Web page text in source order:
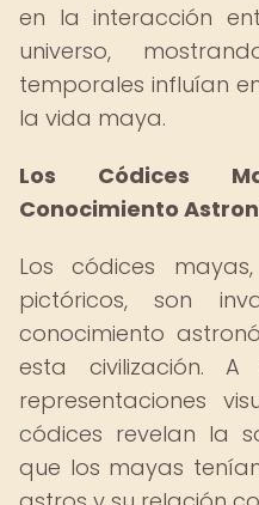
en la interacción
universo,
temporales influían
la vida maya.
Los Códices
Conocimiento
Los códices
pictóricos, son
conocimiento
esta civilización.
representaciones
códices revelan la
que los mayas